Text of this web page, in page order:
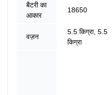
बैटरी का
आकार
18650
वज़न
5.5 किग्रा, 5.5
किग्रा